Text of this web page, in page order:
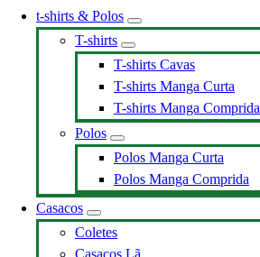
t-shirts & Polos
T-shirts
T-shirts Cavas
T-shirts Manga Curta
T-shirts Manga Comprida
Polos
Polos Manga Curta
Polos Manga Comprida
Casacos
Coletes
Casacos Lã